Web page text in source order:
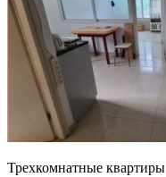
Трехкомнатные квартиры